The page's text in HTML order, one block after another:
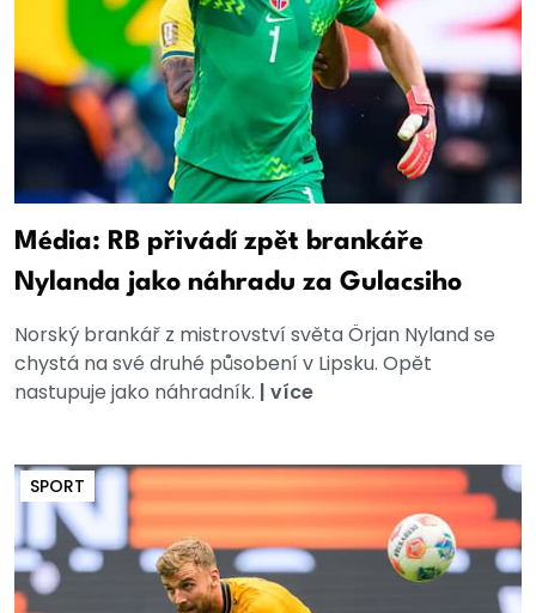
Média: RB přivádí zpět brankáře
Nylanda jako náhradu za Gulacsiho
Norský brankář z mistrovství světa Örjan Nyland se
chystá na své druhé působení v Lipsku. Opět
nastupuje jako náhradník. | více
SPORT